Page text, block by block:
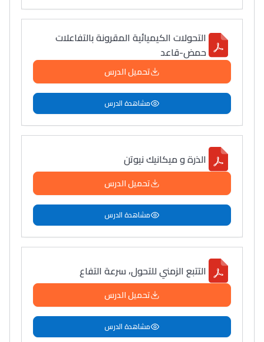
التحولات الكيميائية المقرونة بالتفاعلات
حمض-قاعد
تحميل الدرس
مشاهدة الدرس
الذرة و ميكانيك نيوتن
تحميل الدرس
مشاهدة الدرس
التتبع الزمني للتحول، سرعة التفاع
تحميل الدرس
مشاهدة الدرس